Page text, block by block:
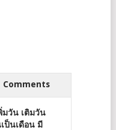
Comments
มวัน เติมวัน
ป็นเดือน มี